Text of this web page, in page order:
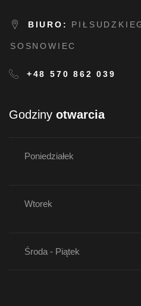
BIURO:
SOSNOWIEC
+48 570 862 039
Godziny otwarcia
Poniedziałek
Wtorek
Środa - Piątek